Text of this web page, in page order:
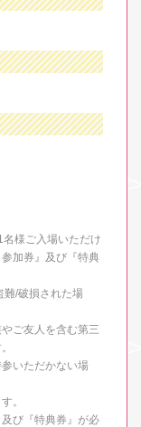
様ご入場いただけ
加券』及び『特典
/破損された場
ご友人を含む第三
いただかない場
。
び『特典券』が必